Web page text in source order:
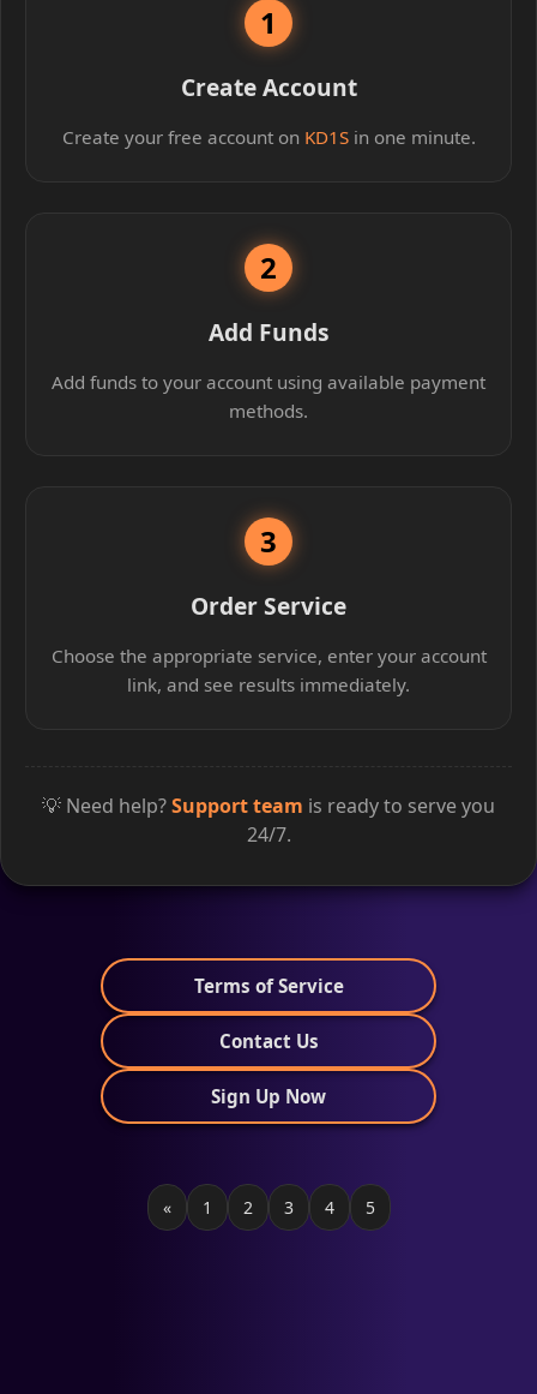
1
Create Account
Create your free account on KD1Sin one minute.
2
Add Funds
Add funds to your account using available payment
methods.
3
Order Service
Choose the appropriate service, enter your account
link, and see results immediately.
💡 Need help?Support team is ready to serve you
24/7.
Terms of Service
Contact Us
Sign Up Now
« 1 2 3 4 5